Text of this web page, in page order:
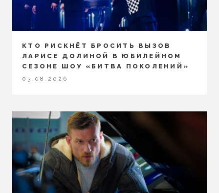
КТО РИСКНЁТ БРОСИТЬ ВЫЗОВ
ЛАРИСЕ ДОЛИНОЙ В ЮБИЛЕЙНОМ
СЕЗОНЕ ШОУ «БИТВА ПОКОЛЕНИЙ»
03.08.2026